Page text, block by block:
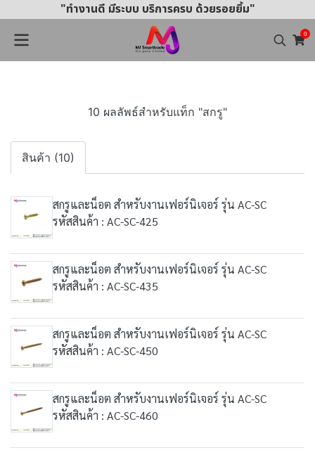
"ทำงานดี มีระบบ บริการครบ ด้วยรอยยิ้ม"
0
10 ผลลัพธ์สำหรับแท็ก "สกรู"
สินค้า (10)
สกรูและน็อต สำหรับงานเฟอร์นิเจอร์ รุ่น AC-SC
รหัสสินค้า : AC-SC-425
สกรูและน็อต สำหรับงานเฟอร์นิเจอร์ รุ่น AC-SC
รหัสสินค้า : AC-SC-435
สกรูและน็อต สำหรับงานเฟอร์นิเจอร์ รุ่น AC-SC
รหัสสินค้า : AC-SC-450
สกรูและน็อต สำหรับงานเฟอร์นิเจอร์ รุ่น AC-SC
รหัสสินค้า : AC-SC-460